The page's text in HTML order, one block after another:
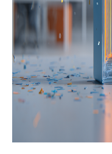
В КГТУ
виртуализации
решениях Тонк
13.11